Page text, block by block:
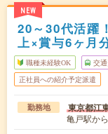
NEW
20～30代活躍
上×賞与6ヶ月
職種未経験OK 交
正社員への紹介予定派遣
勤務地 東京都江
亀戸駅か